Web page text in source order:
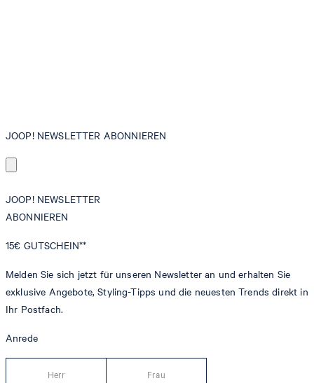
JOOP! NEWSLETTER ABONNIEREN
JOOP! NEWSLETTER
ABONNIEREN
15€ GUTSCHEIN**
Melden Sie sich jetzt für unseren Newsletter an und erhalten Sie
exklusive Angebote, Styling-Tipps und die neuesten Trends direkt in
Ihr Postfach.
Anrede
Herr Frau